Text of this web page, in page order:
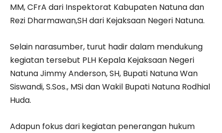
MM, CFrA dari Inspektorat Kabupaten Natuna dan
Rezi Dharmawan,SH dari Kejaksaan Negeri Natuna.
Selain narasumber, turut hadir dalam mendukung
kegiatan tersebut PLH Kepala Kejaksaan Negeri
Natuna Jimmy Anderson, SH, Bupati Natuna Wan
Siswandi, S.Sos., MSi dan Wakil Bupati Natuna Rodhial
Huda.
Adapun fokus dari kegiatan penerangan hukum